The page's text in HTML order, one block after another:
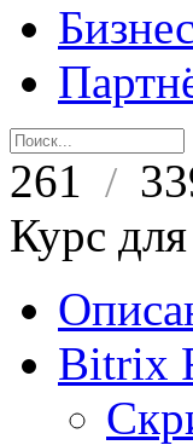
261 /
Курс
Bitrix